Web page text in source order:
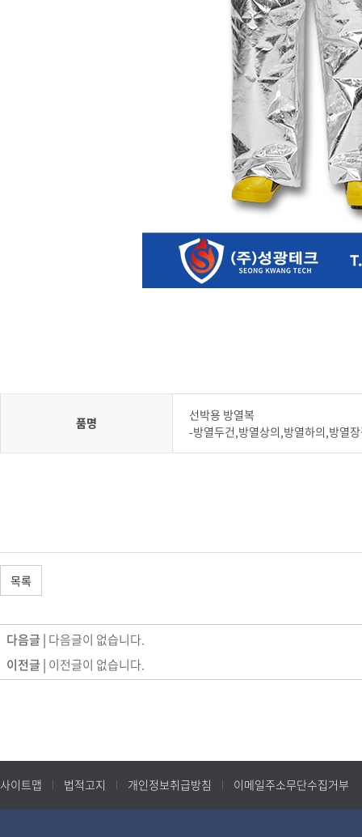
품명
선박용 방열복
-방열두건,방열상의,방열하의,방열
목록
다음글 | 다음글이 없습니다.
이전글 | 이전글이 없습니다.
사이트맵 법적고지 개인정보취급방침 이메일주소무단수집거부